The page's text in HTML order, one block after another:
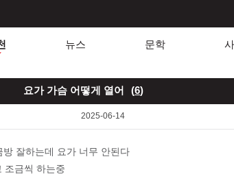
뉴스 문학
요가 가슴 어떻게 열어 (6)
2025-06-14
잘하는데 요가 너무 안된다
조금씩 하는중